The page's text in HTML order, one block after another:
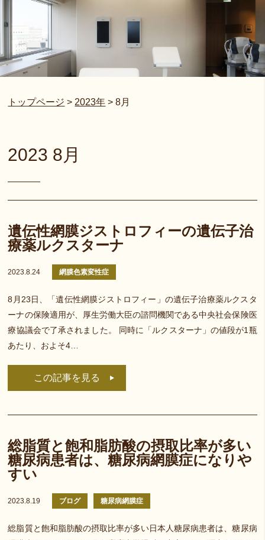
トップページ > 2023年 >8月
2023 8月
遺伝性網膜ジストロフィーの遺伝子治
療薬ルクスターナ
2023.8.24 網膜色素変性症
8月23日、「遺伝性網膜ジストロフィー」の遺伝子治療薬ルクスタ
ーナの保険適用が、厚生労働大臣の諮問機関である中央社会保険医
療協議会で了承されました。 同時に「ルクスターナ」の値段が1瓶
あたり、およそ4…
この記事を見る
総脂質と飽和脂肪酸の摂取比率が多い
糖尿病患者は、糖尿病網膜症になりや
すい
2023.8.19 ブログ 糖尿病網膜症
総脂質と飽和脂肪酸の摂取比率が多い日本人糖尿病患者は、糖尿病